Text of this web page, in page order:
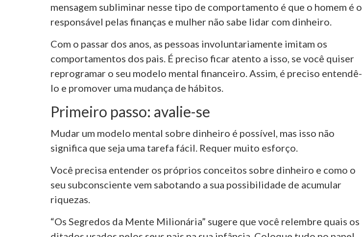
mensagem subliminar nesse tipo de comportamento é que o homem é o
responsável pelas finanças e mulher não sabe lidar com dinheiro.
Com o passar dos anos, as pessoas involuntariamente imitam os
comportamentos dos pais. É preciso ficar atento a isso, se você quiser
reprogramar o seu modelo mental financeiro. Assim, é preciso entendê-
lo e promover uma mudança de hábitos.
Primeiro passo: avalie-se
Mudar um modelo mental sobre dinheiro é possível, mas isso não
significa que seja uma tarefa fácil. Requer muito esforço.
Você precisa entender os próprios conceitos sobre dinheiro e como o
seu subconsciente vem sabotando a sua possibilidade de acumular
riquezas.
“Os Segredos da Mente Milionária” sugere que você relembre quais os